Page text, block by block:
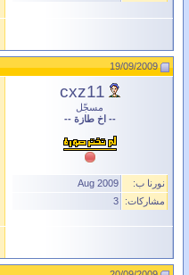
19/09/2009
cxz11
مسجّل
-- اخ طازة --
نورنا ب:
Aug 2009
مشاركات:
3